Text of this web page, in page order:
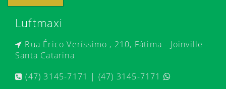
Luftmaxi
Rua Érico Veríssimo , 210, Fátima - Joinville -
Santa Catarina
(47) 3145-7171 | (47) 3145-7171